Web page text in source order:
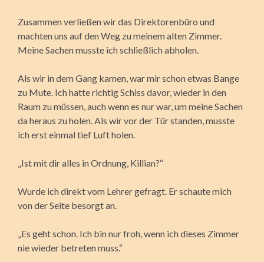
Zusammen verließen wir das Direktorenbüro und
machten uns auf den Weg zu meinem alten Zimmer.
Meine Sachen musste ich schließlich abholen.
Als wir in dem Gang kamen, war mir schon etwas Bange
zu Mute. Ich hatte richtig Schiss davor, wieder in den
Raum zu müssen, auch wenn es nur war, um meine Sachen
da heraus zu holen. Als wir vor der Tür standen, musste
ich erst einmal tief Luft holen.
„Ist mit dir alles in Ordnung, Killian?“
Wurde ich direkt vom Lehrer gefragt. Er schaute mich
von der Seite besorgt an.
„Es geht schon. Ich bin nur froh, wenn ich dieses Zimmer
nie wieder betreten muss.“